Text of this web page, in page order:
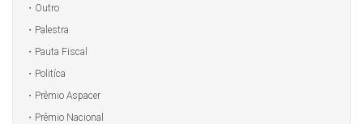
Outro
Palestra
Pauta Fiscal
Politíca
Prêmio Aspacer
Prêmio Nacional